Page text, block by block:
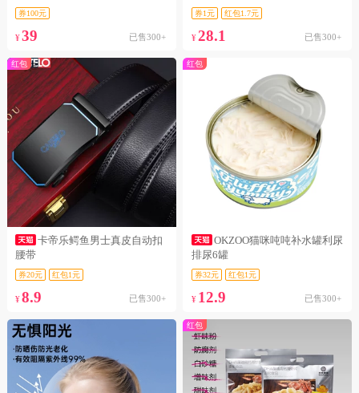
券100元
¥ 39 已售300+
券1元 红包1.7元
¥28.1 已售300+
红包
卡帝乐鳄鱼男士真皮自动扣
腰带
券20元 红包1元
¥ 8.9 已售300+
红包
OKZOO猫咪吨吨补水罐利尿
排尿6罐
券32元 红包1元
¥ 12.9 已售300+
红包